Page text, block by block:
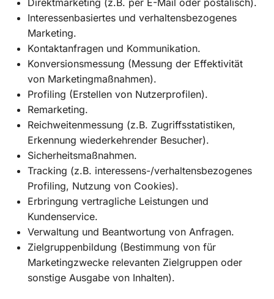
Direktmarketing (z.B. per E-Mail oder postalisch).
Interessenbasiertes und verhaltensbezogenes
Marketing.
Kontaktanfragen und Kommunikation.
Konversionsmessung (Messung der Effektivität
von Marketingmaßnahmen).
Profiling (Erstellen von Nutzerprofilen).
Remarketing.
Reichweitenmessung (z.B. Zugriffsstatistiken,
Erkennung wiederkehrender Besucher).
Sicherheitsmaßnahmen.
Tracking (z.B. interessens-/verhaltensbezogenes
Profiling, Nutzung von Cookies).
Erbringung vertragliche Leistungen und
Kundenservice.
Verwaltung und Beantwortung von Anfragen.
Zielgruppenbildung (Bestimmung von für
Marketingzwecke relevanten Zielgruppen oder
sonstige Ausgabe von Inhalten).